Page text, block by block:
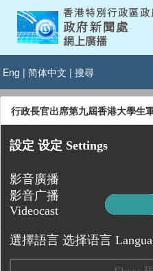
Eng | 简体中文 | 搜尋
行政長官出席第九屆香港大學生